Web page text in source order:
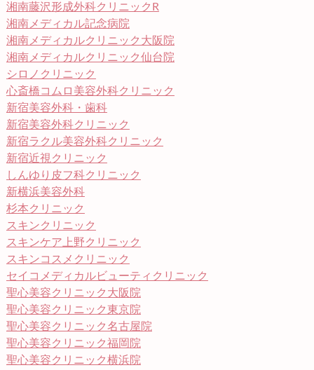
湘南藤沢形成外科クリニックR
湘南メディカル記念病院
湘南メディカルクリニック大阪院
湘南メディカルクリニック仙台院
シロノクリニック
心斎橋コムロ美容外科クリニック
新宿美容外科・歯科
新宿美容外科クリニック
新宿ラクル美容外科クリニック
新宿近視クリニック
しんゆり皮フ科クリニック
新横浜美容外科
杉本クリニック
スキンクリニック
スキンケア上野クリニック
スキンコスメクリニック
セイコメディカルビューティクリニック
聖心美容クリニック大阪院
聖心美容クリニック東京院
聖心美容クリニック名古屋院
聖心美容クリニック福岡院
聖心美容クリニック横浜院